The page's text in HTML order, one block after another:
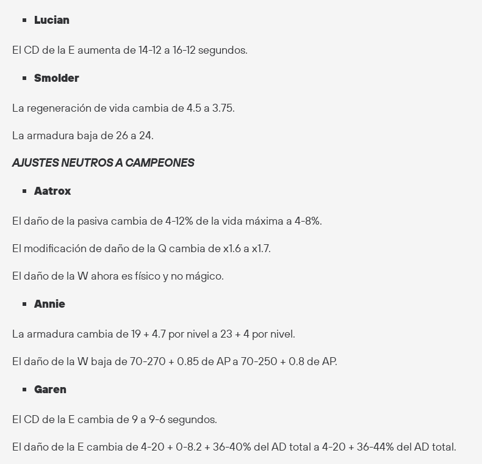
Lucian
El CD de la E aumenta de 14-12 a 16-12 segundos.
Smolder
La regeneración de vida cambia de 4.5 a 3.75.
La armadura baja de 26 a 24.
AJUSTES NEUTROS A CAMPEONES
Aatrox
El daño de la pasiva cambia de 4-12% de la vida máxima a 4-8%.
El modificación de daño de la Q cambia de x1.6 a x1.7.
El daño de la W ahora es físico y no mágico.
Annie
La armadura cambia de 19 + 4.7 por nivel a 23 + 4 por nivel.
El daño de la W baja de 70-270 + 0.85 de AP a 70-250 + 0.8 de AP.
Garen
El CD de la E cambia de 9 a 9-6 segundos.
El daño de la E cambia de 4-20 + 0-8.2 + 36-40% del AD total a 4-20 + 36-44% del AD total.